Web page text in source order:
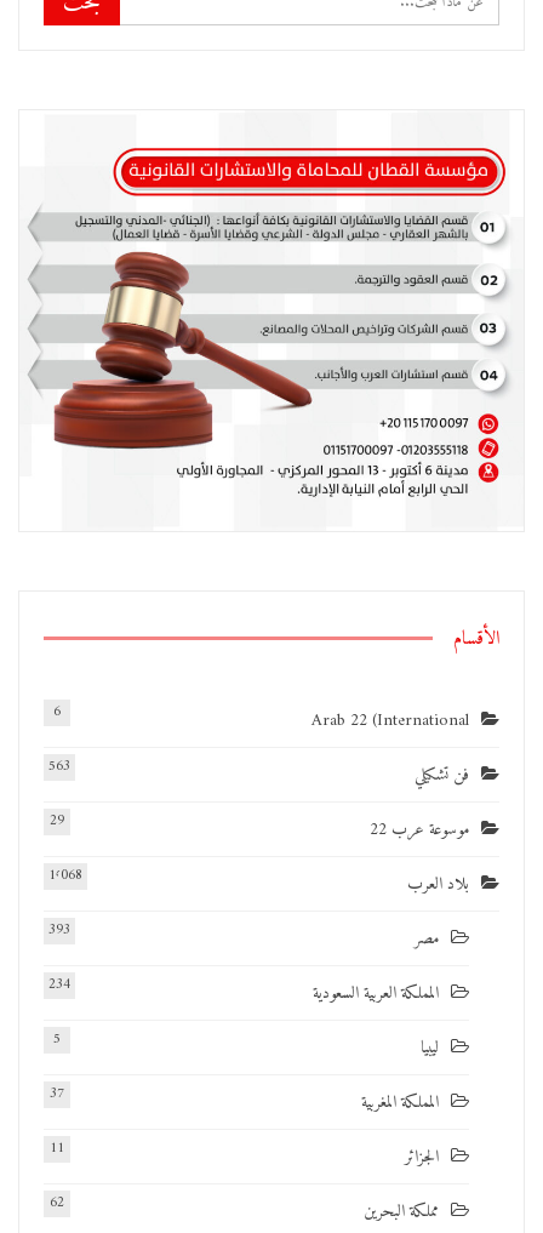
الأقسام
Arab 22 (International
6
فن تشكيلي 563
موسوعة عرب 22 29
بلاد العرب 1٬068
مصر 393
المملكة العربية السعودية 234
ليبيا 5
المملكة المغربية 37
الجزائر 11
مملكة البحرين 62